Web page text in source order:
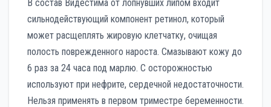
В состав Видестима от лопнувших липом входит
сильнодействующий компонент ретинол, который
может расщеплять жировую клетчатку, очищая
полость поврежденного нароста. Смазывают кожу до
6 раз за 24 часа под марлю. С осторожностью
используют при нефрите, сердечной недостаточности.
Нельзя применять в первом триместре беременности.